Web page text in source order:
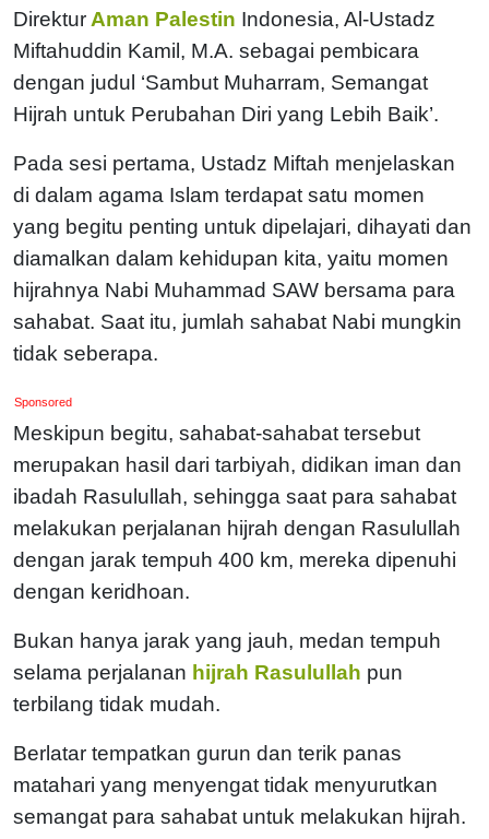
Direktur Aman Palestin Indonesia, Al-Ustadz
Miftahuddin Kamil, M.A. sebagai pembicara
dengan judul ‘Sambut Muharram, Semangat
Hijrah untuk Perubahan Diri yang Lebih Baik’.
Pada sesi pertama, Ustadz Miftah menjelaskan
di dalam agama Islam terdapat satu momen
yang begitu penting untuk dipelajari, dihayati dan
diamalkan dalam kehidupan kita, yaitu momen
hijrahnya Nabi Muhammad SAW bersama para
sahabat. Saat itu, jumlah sahabat Nabi mungkin
tidak seberapa.
Sponsored
Meskipun begitu, sahabat-sahabat tersebut
merupakan hasil dari tarbiyah, didikan iman dan
ibadah Rasulullah, sehingga saat para sahabat
melakukan perjalanan hijrah dengan Rasulullah
dengan jarak tempuh 400 km, mereka dipenuhi
dengan keridhoan.
Bukan hanya jarak yang jauh, medan tempuh
selama perjalanan hijrah Rasulullah pun
terbilang tidak mudah.
Berlatar tempatkan gurun dan terik panas
matahari yang menyengat tidak menyurutkan
semangat para sahabat untuk melakukan hijrah.